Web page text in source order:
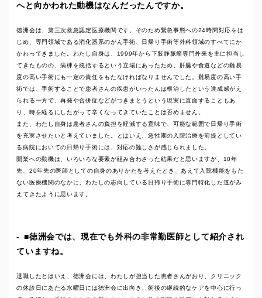
へと向かわれた動機はなんだったんですか。
徳洲会は、第三次救急認定医療機関です。そのため緊急事態への24時間対応をは
じめ、専門領域である消化器系のがん手術、日帰り手術等外科領域のすべてにか
かわってきました。わたし自身は、1999年から下肢静脈瘤専門外来を主に担当し
てきたものの、病棟を統括するという立場にあったため、肝臓や食道などの難易
度の高い手術にも一定の責任をもたなければなりませんでした。難易度の高い手
術では、手術することで患者さんの疾患がいったんは根治したという達成感がえ
られる一方で、再発や合併症などがつきまとうという現実に直面することもあ
り、時を経るにしたがって辛くなってきていたことは否めません。
また、わたし自身は患者さんの負担を軽減する意味で、可能な範囲で日帰り手術
を充実させたいと考えていました。とはいえ、急性期の入院治療を前提としてい
る病院においての日帰り手術には、対応の難しさが感じられました。
開業への動機は、いろいろな要素が組み合わさった結果だと思いますが、10年
先、20年先の医師としての自身のありかたを考えたとき、あえて入院機能をもた
ない医療機関のなかに、わたしの志向している日帰り手術に専門特化した道がみ
えてきたように思います。
■徳洲会では、現在でも外科の非常勤医師として紹介され
ていますね。
退職したとはいえ、徳洲会には、わたしが担当した患者さんがおり、クリニック
の休診日にあたる水曜日には徳洲会に出向き、術後の継続的なケアを中心に行っ